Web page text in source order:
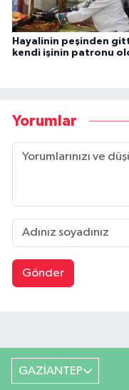
Hayalinin peşinden
kendi işinin patronu
Yorumlar
Gönder
GAZİANTEP